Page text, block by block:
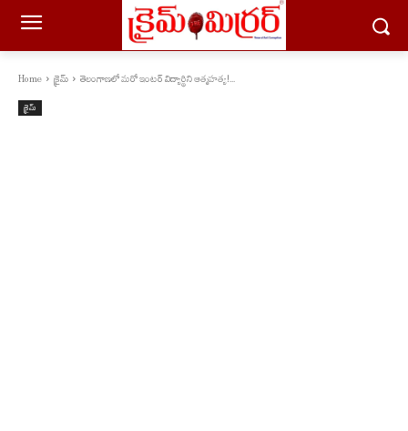
Home క్రైమ్ తెలంగాణలో మరో ఇంటర్ విద్యార్థిని ఆత్మహత్య!...
క్రైమ్